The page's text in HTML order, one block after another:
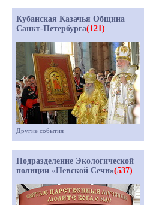
Кубанская Казачья Община
Санкт-Петербурга(121)
Другие события
Подразделение Экологической
полиции «Невской Сечи»(537)